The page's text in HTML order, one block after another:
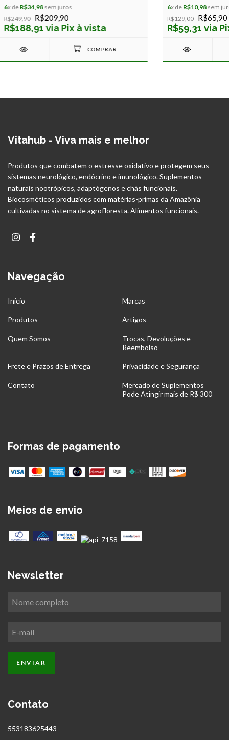
6x deR$34,98sem juros
R$249,90
R$209,90
R$188,91 via Pix à vista
6x de R$10,98sem
R$129,00
R$65,90
R$59,31 via
Vitahub - Viva mais e melhor
Produtos que combatem o estresse oxidativo e protegem seus
sistemas neurológico, endócrino e imunológico. Suplementos
naturais nootrópicos, adaptógenos e chás funcionais.
Biocosméticos produzidos com matérias-primas da Amazônia
cultivadas no sistema de agrofloresta. Alimentos funcionais.
Navegação
Início Marcas
Produtos Artigos
Quem Somos
Trocas, Devoluções e
Reembolso
Frete e Prazos de Entrega Privacidade e Segurança
Contato
Mercado de Suplementos
Pode Atingir mais de R$ 300
Formas de pagamento
Meios de envio
Newsletter
Contato
553183625443